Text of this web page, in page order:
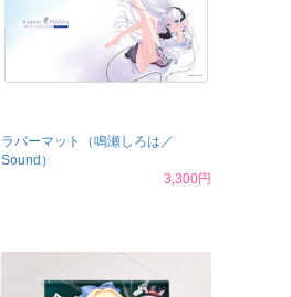
ラバーマット（鳴瀬しろは／
Sound）
3,300円